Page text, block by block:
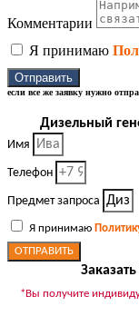
Комментарии
Я принимаю
Отправить
если все же заявку нужно
Дизельный
Имя
Телефон
Предмет запроса
Я принимаю
ОТПРАВИТЬ
*Вы получите